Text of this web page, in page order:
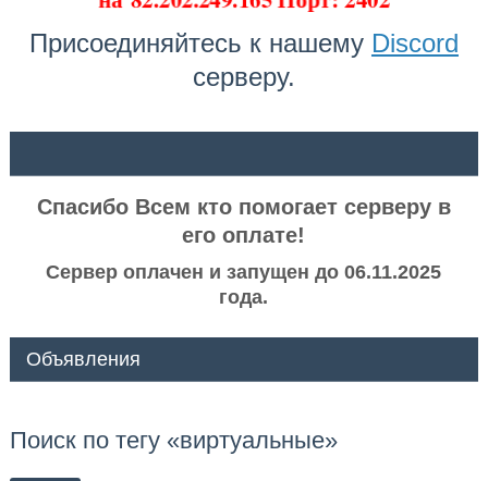
Присоединяйтесь к нашему Discord
серверу.
Спасибо Всем кто помогает серверу в
его оплате!
Сервер оплачен и запущен до 06.11.2025
года.
Объявления
Поиск по тегу «виртуальные»